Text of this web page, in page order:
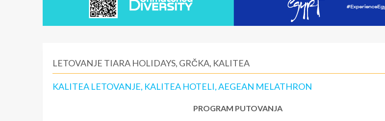
LETOVANJE TIARA HOLIDAYS, GRČKA, KALITEA
KALITEA LETOVANJE, KALITEA HOTELI, AEGEAN MELATHRON
PROGRAM PUTOVANJA